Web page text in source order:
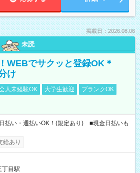
掲載日：2026.08.06
未読
WEBでサクッと登録OK＊
け
人未経験OK 大学生歓迎
ブランクOK
払い・週払いOK！(規定あり) ■現金日払いも
給あり
丁目駅